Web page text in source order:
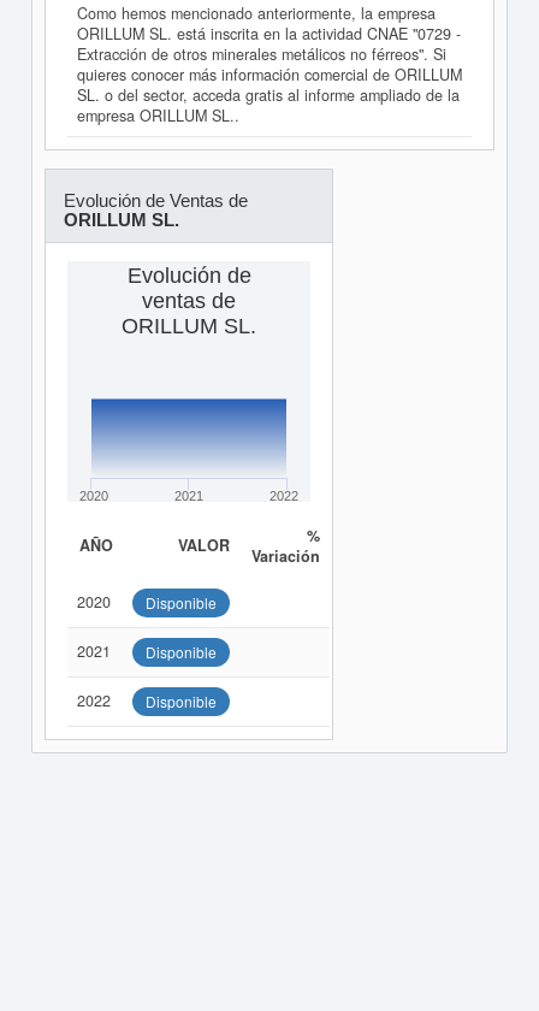
Como hemos mencionado anteriormente, la empresa
ORILLUM SL. está inscrita en la actividad CNAE "0729 -
Extracción de otros minerales metálicos no férreos". Si
quieres conocer más información comercial de ORILLUM
SL. o del sector, acceda gratis al informe ampliado de la
empresa ORILLUM SL..
Evolución de Ventas de
ORILLUM SL.
Evolución de
ventas de
ORILLUM SL.
2020 2021 2022
AÑO VALOR
%
Variación
2020 Disponible
2021 Disponible
2022 Disponible